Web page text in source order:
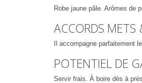
Robe jaune pâle. Arômes de
ACCORDS METS
Il accompagne parfaitement
POTENTIEL DE
Servir frais. À boire dès à